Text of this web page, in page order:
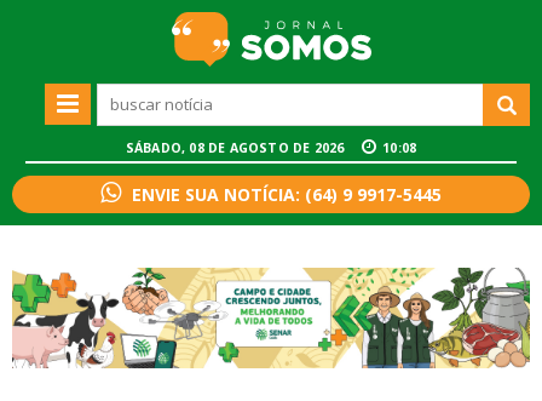
SÁBADO, 08 DE AGOSTO DE 2026 10:08
ENVIE SUA NOTÍCIA: (64) 9 9917-5445